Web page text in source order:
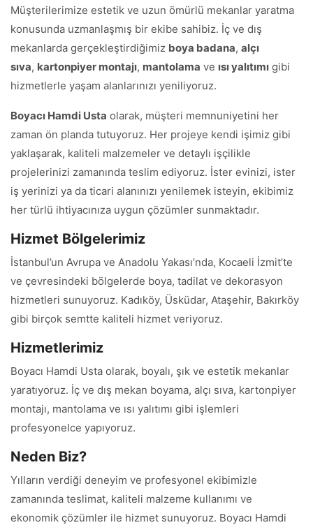
Müşterilerimize estetik ve uzun ömürlü mekanlar yaratma
konusunda uzmanlaşmış bir ekibe sahibiz. İç ve dış
mekanlarda gerçekleştirdiğimiz boya badana, alçı
sıva, kartonpiyer montajı, mantolama ve ısı yalıtımı gibi
hizmetlerle yaşam alanlarınızı yeniliyoruz.
Boyacı Hamdi Usta olarak, müşteri memnuniyetini her
zaman ön planda tutuyoruz. Her projeye kendi işimiz gibi
yaklaşarak, kaliteli malzemeler ve detaylı işçilikle
projelerinizi zamanında teslim ediyoruz. İster evinizi, ister
iş yerinizi ya da ticari alanınızı yenilemek isteyin, ekibimiz
her türlü ihtiyacınıza uygun çözümler sunmaktadır.
Hizmet Bölgelerimiz
İstanbul’un Avrupa ve Anadolu Yakası’nda, Kocaeli İzmit’te
ve çevresindeki bölgelerde boya, tadilat ve dekorasyon
hizmetleri sunuyoruz. Kadıköy, Üsküdar, Ataşehir, Bakırköy
gibi birçok semtte kaliteli hizmet veriyoruz.
Hizmetlerimiz
Boyacı Hamdi Usta olarak, boyalı, şık ve estetik mekanlar
yaratıyoruz. İç ve dış mekan boyama, alçı sıva, kartonpiyer
montajı, mantolama ve ısı yalıtımı gibi işlemleri
profesyonelce yapıyoruz.
Neden Biz?
Yılların verdiği deneyim ve profesyonel ekibimizle
zamanında teslimat, kaliteli malzeme kullanımı ve
ekonomik çözümler ile hizmet sunuyoruz. Boyacı Hamdi